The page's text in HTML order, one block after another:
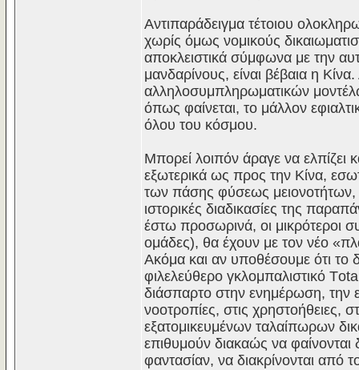
Αντιπαράδειγμα τέτοιου
χωρίς όμως νομικούς
αποκλειστικά σύμφωνα με την
μανδαρίνους, είναι βέβαια η
αλληλοσυμπληρωματικών
όπως φαίνεται, το μάλλον
όλου του κόσμου.
Μπορεί λοιπόν άραγε να ελπίζει
εξωτερικά ως προς την Κίνα,
των πάσης φύσεως μειονοτήτων,
ιστορικές διαδικασίες της
έστω προσωρινά, οι μικρότεροι
ομάδες), θα έχουν με τον νέο
Ακόμα και αν υποθέσουμε ότι το
φιλελεύθερο γκλομπαλιστικό
διάσπαρτο στην ενημέρωση, την
νοοτροπίες, στις χρηστοήθειες,
εξατομικευμένων ταλαίπωρων
επιθυμούν διακαώς να
φαντασίαν, να διακρίνονται